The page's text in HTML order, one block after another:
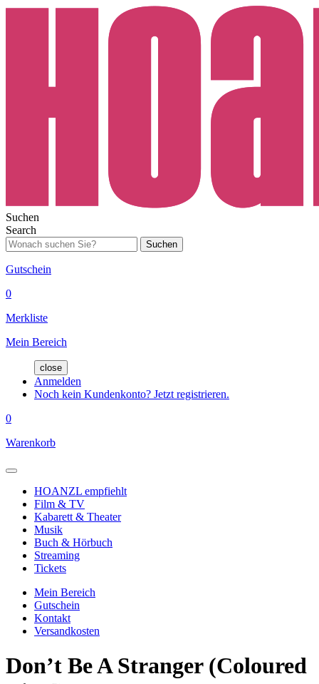
Suchen
Search
Suchen
Gutschein
0
Merkliste
Mein Bereich
close
Anmelden
Noch kein Kundenkonto? Jetzt registrieren.
0
Warenkorb
HOANZL empfiehlt
Film & TV
Kabarett & Theater
Musik
Buch & Hörbuch
Streaming
Tickets
Mein Bereich
Gutschein
Kontakt
Versandkosten
Don’t Be A Stranger (Coloured